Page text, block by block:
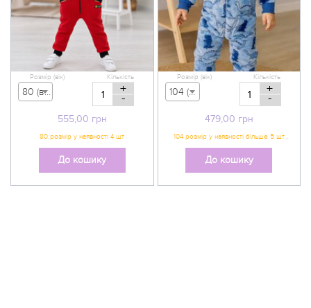
555,00 грн
Розмір (вік)
80 (вік 9-12 міс) - 555,00 грн
Кількість
+
-
До кошику
479,00 грн
Розмір (вік)
104 (вік 3-4 р) - 479,00 грн
Кількість
+
-
До кошику